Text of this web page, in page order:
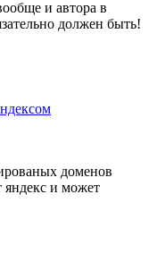
и автора в
должен быть!
доменов
яндекс и может